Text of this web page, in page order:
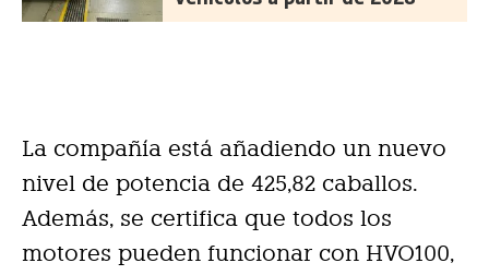
La compañía está añadiendo un nuevo
nivel de potencia de 425,82 caballos.
Además, se certifica que todos los
motores pueden funcionar con HVO100,